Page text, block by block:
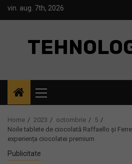
Skipvin. aug. 7th, 2026
Menu
Home 2023 octombrie
5
Noile tablete de ciocolată Raffaello și
experiența ciocolatei premium
Publicitate